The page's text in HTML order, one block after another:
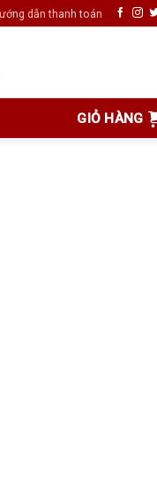
dẫn thanh toán
GIỎ HÀNG